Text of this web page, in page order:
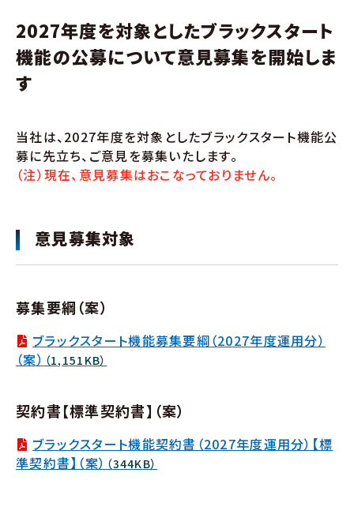
2027年度を対象としたブラックスタート
機能の公募について意見募集を開始しま
す
当社は、2027年度を対象としたブラックスタート機能公
募に先立ち、ご意見を募集いたします。
（注）現在、意見募集はおこなっておりません。
意見募集対象
募集要綱（案）
ブラックスタート機能募集要綱（2027年度運用分）
（案） （1,151KB）
契約書【標準契約書】（案）
ブラックスタート機能契約書（2027年度運用分）【標
準契約書】（案） （344KB）